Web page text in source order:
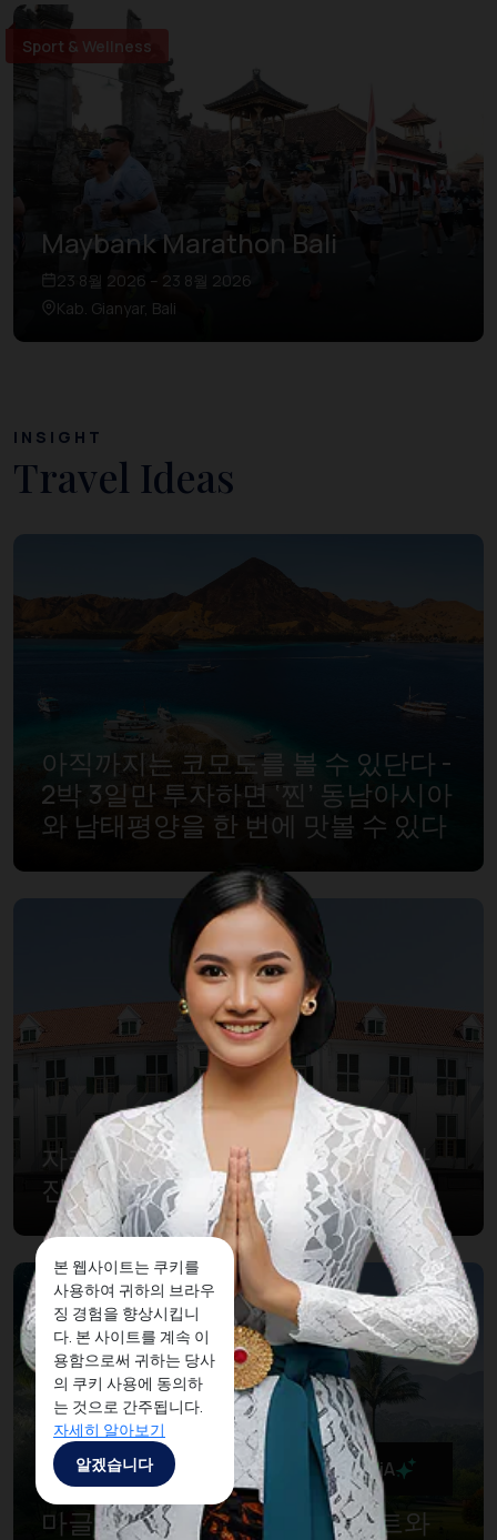
MaiA
본 웹사이트는 쿠키를
사용하여 귀하의 브라우
징 경험을 향상시킵니
다. 본 사이트를 계속 이
용함으로써 귀하는 당사
의 쿠키 사용에 동의하
는 것으로 간주됩니다.
자세히 알아보기
알겠습니다
Sport & Wellness
Maybank Marathon Bali
23 8월 2026 – 23 8월 2026
Kab. Gianyar, Bali
INSIGHT
Travel Ideas
아직까지는 코모도를 볼 수 있단다 -
2박 3일만 투자하면 ‘찐’ 동남아시아
와 남태평양을 한 번에 맛볼 수 있다
자카르타의 인스타그램을 위한 사
진찍기 좋은 명소
마글랑 지역의 럭셔리한 리조트와